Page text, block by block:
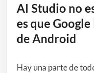
AI Studio no
es que
de Android
Hay una parte de